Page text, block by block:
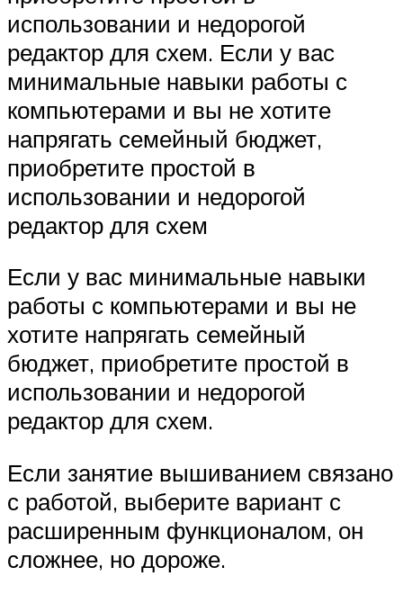
использовании и недорогой
редактор для схем. Если у вас
минимальные навыки работы с
компьютерами и вы не хотите
напрягать семейный бюджет,
приобретите простой в
использовании и недорогой
редактор для схем
Если у вас минимальные навыки
работы с компьютерами и вы не
хотите напрягать семейный
бюджет, приобретите простой в
использовании и недорогой
редактор для схем.
Если занятие вышиванием связано
с работой, выберите вариант с
расширенным функционалом, он
сложнее, но дороже.